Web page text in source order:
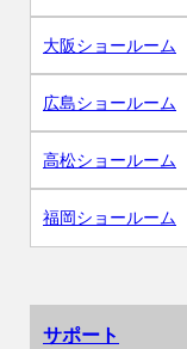
大阪ショールーム
広島ショールーム
高松ショールーム
福岡ショールーム
サポート